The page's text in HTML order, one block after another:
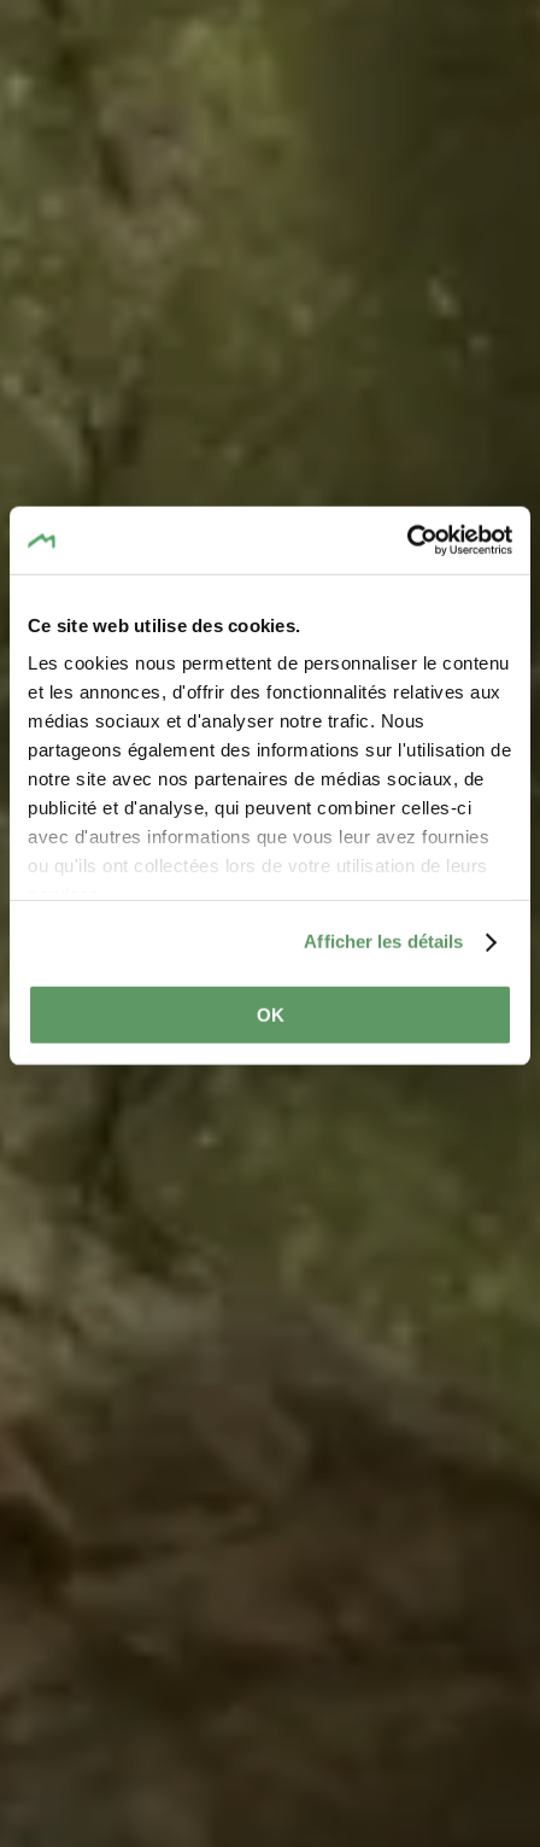
Ce site web utilise des cookies.
Les cookies nous permettent de personnaliser le contenu
et les annonces, d'offrir des fonctionnalités relatives aux
médias sociaux et d'analyser notre trafic. Nous
partageons également des informations sur l'utilisation de
notre site avec nos partenaires de médias sociaux, de
publicité et d'analyse, qui peuvent combiner celles-ci
avec d'autres informations que vous leur avez fournies
ou qu'ils ont collectées lors de votre utilisation de leurs
Afficher les détails
OK
Parcours
d'interprétation nature
"Wanterbach-
Siewenschloeff"